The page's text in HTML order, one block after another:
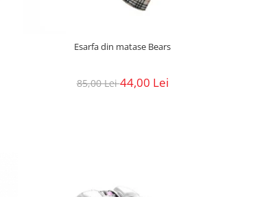
Esarfa din matase Bears
85,00 Lei44,00 Lei